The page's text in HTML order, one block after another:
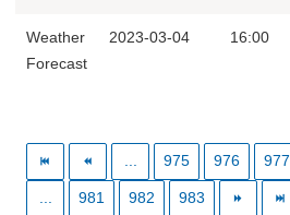
Weather
Forecast
2023-03-04 16:00
... 975 976 977
... 981 982 983